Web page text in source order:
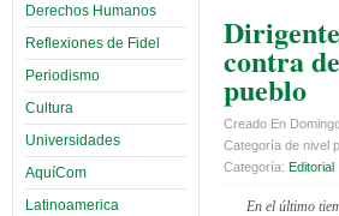
Derechos Humanos
Reflexiones de Fidel
Periodismo
Cultura
Universidades
AquíCom
Latinoamerica
contra
pueblo
Creado En
Categoría de nivel
Categoría: Editorial
En el último